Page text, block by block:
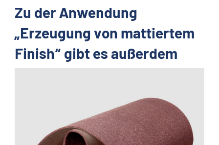
Zu der Anwendung
„Erzeugung von mattiertem
Finish“ gibt es außerdem